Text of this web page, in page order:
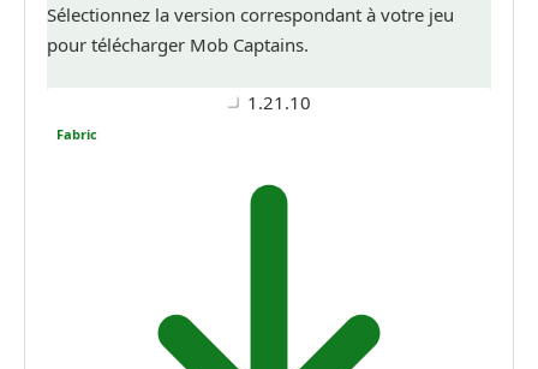
Sélectionnez la version correspondant à votre jeu
pour télécharger Mob Captains.
1.21.10
Fabric